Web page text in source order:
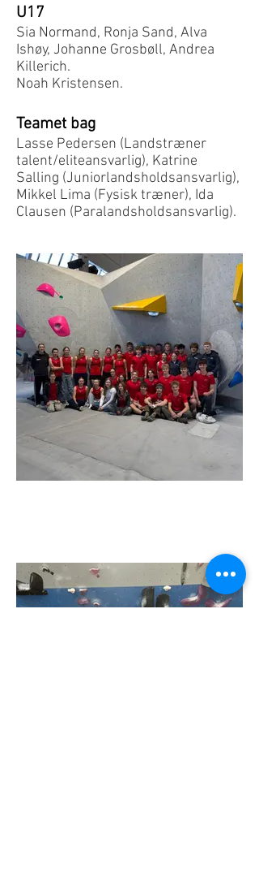
U17
Sia Normand, Ronja Sand, Alva
Ishøy, Johanne Grosbøll, Andrea
Killerich.
Noah Kristensen.
Teamet bag
Lasse Pedersen (Landstræner
talent/eliteansvarlig), Katrine
Salling (Juniorlandsholdsansvarlig),
Mikkel Lima (Fysisk træner), Ida
Clausen (Paralandsholdsansvarlig).